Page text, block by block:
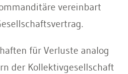
vereinbart
für Verluste analog
der Kollektivgesellschaft